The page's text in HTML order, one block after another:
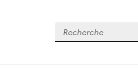
Recherche